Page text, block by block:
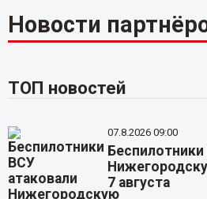
Новости
ТОП новостей
07.8.2026 09:00
7 августа